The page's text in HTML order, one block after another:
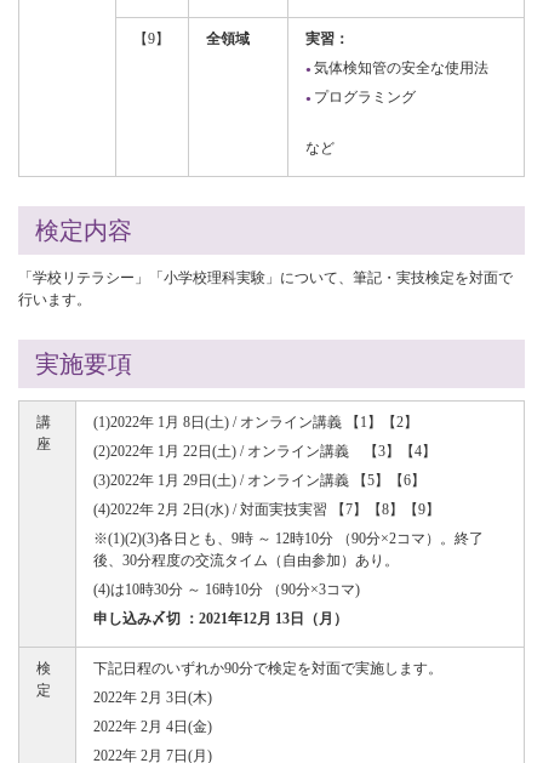
【9】 全領域
実習：
気体検知管の安全な使用法
プログラミング
など
検定内容
「学校リテラシー」「小学校理科実験」について、筆記・実技検定を対面で
行います。
実施要項
講
座
(1)2022年 1月 8日(土) / オンライン講義 【1】【2】
(2)2022年 1月 22日(土) / オンライン講義 【3】【4】
(3)2022年 1月 29日(土) / オンライン講義 【5】【6】
(4)2022年 2月 2日(水) / 対面実技実習 【7】【8】【9】
※(1)(2)(3)各日とも、9時 ～ 12時10分 （90分×2コマ）。終了
後、30分程度の交流タイム（自由参加）あり。
(4)は10時30分 ～ 16時10分 （90分×3コマ)
申し込み〆切 ：2021年12月 13日（月）
検
定
下記日程のいずれか90分で検定を対面で実施します。
2022年 2月 3日(木)
2022年 2月 4日(金)
2022年 2月 7日(月)